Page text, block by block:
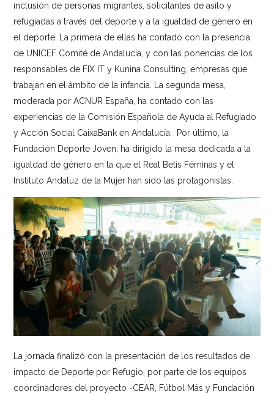
inclusión de personas migrantes, solicitantes de asilo y
refugiadas a través del deporte y a la igualdad de género en
el deporte. La primera de ellas ha contado con la presencia
de UNICEF Comité de Andalucía, y con las ponencias de los
responsables de FIX IT y Kunina Consulting, empresas que
trabajan en el ámbito de la infancia. La segunda mesa,
moderada por ACNUR España, ha contado con las
experiencias de la Comisión Española de Ayuda al Refugiado
y Acción Social CaixaBank en Andalucía. Por último, la
Fundación Deporte Joven, ha dirigido la mesa dedicada a la
igualdad de género en la que el Real Betis Féminas y el
Instituto Andaluz de la Mujer han sido las protagonistas.
La jornada finalizó con la presentación de los resultados de
impacto de Deporte por Refugio, por parte de los equipos
coordinadores del proyecto -CEAR, Fútbol Más y Fundación